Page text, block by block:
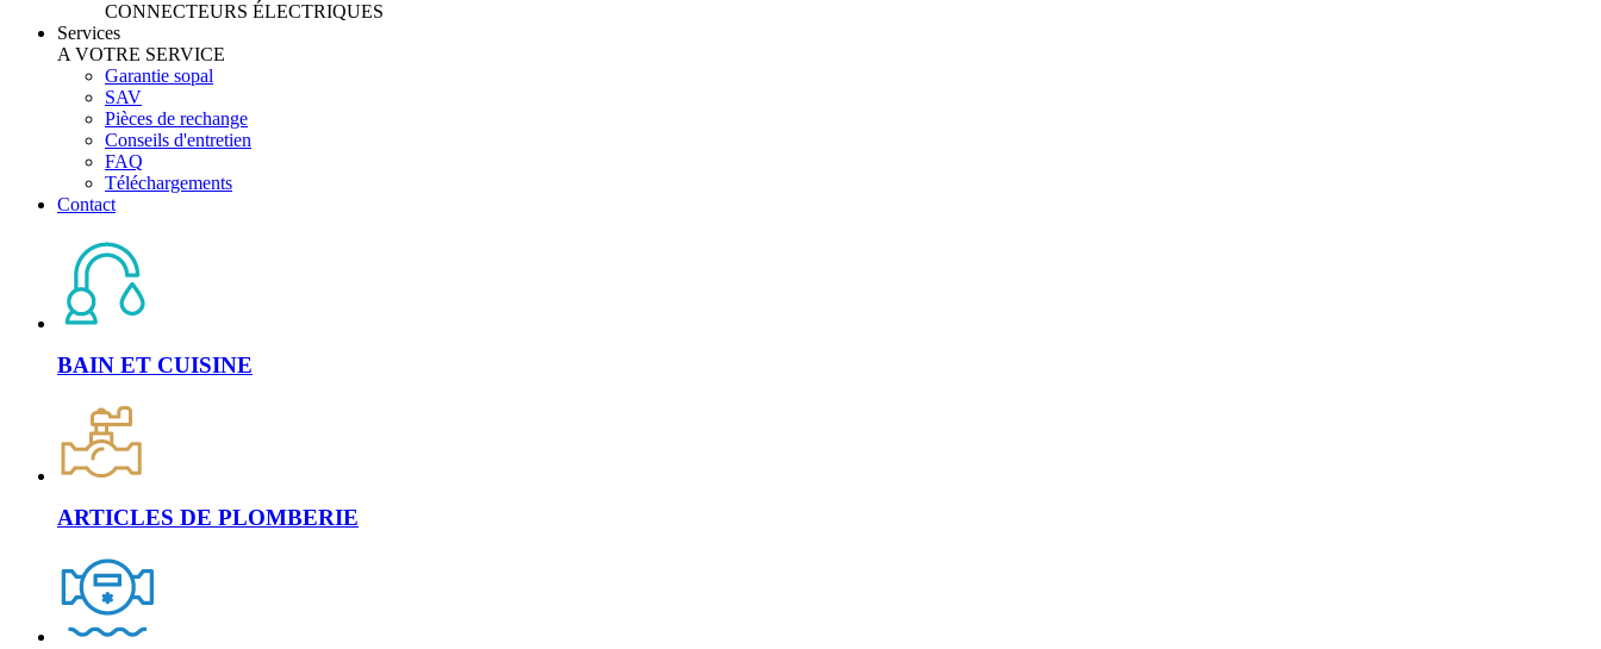
CONNECTEURS ÉLECTRIQUES
Services
A VOTRE SERVICE
Garantie sopal
SAV
Pièces de rechange
Conseils d'entretien
FAQ
Téléchargements
Contact
BAIN ET CUISINE
ARTICLES DE PLOMBERIE